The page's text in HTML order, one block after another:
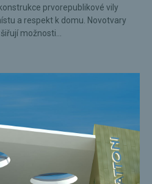
prvorepublikové vily
a respekt k domu. Novotvary
možnosti...